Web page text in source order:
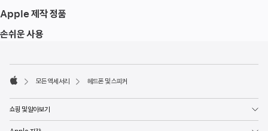
Apple 제작 정품
손쉬운 사용
모든 액세서리 헤드폰 및 스피커
쇼핑 및 알아보기